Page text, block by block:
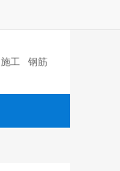
施工 钢筋